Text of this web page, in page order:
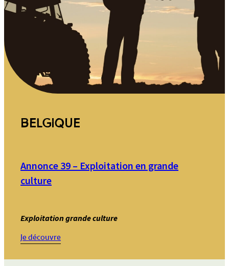
BELGIQUE
Annonce 39 – Exploitation en grande
culture
Exploitation grande culture
Je découvre
Annonce
39